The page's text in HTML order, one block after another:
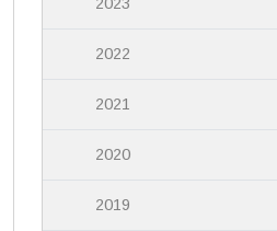
2022
2021
2020
2019